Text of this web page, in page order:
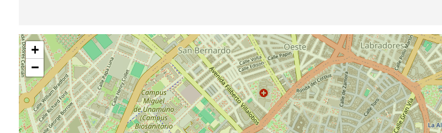
Sauter
la
carte
+
−